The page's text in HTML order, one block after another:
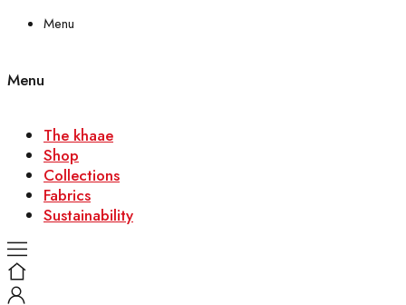
Menu
Menu
The khaae
Shop
Collections
Fabrics
Sustainability